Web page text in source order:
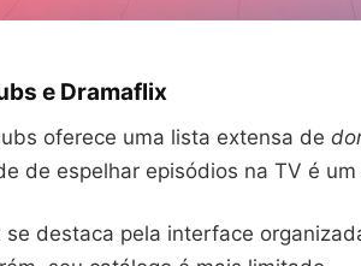
e Dramaflix
oferece uma lista extensa de
de espelhar episódios na TV é
se destaca pela interface